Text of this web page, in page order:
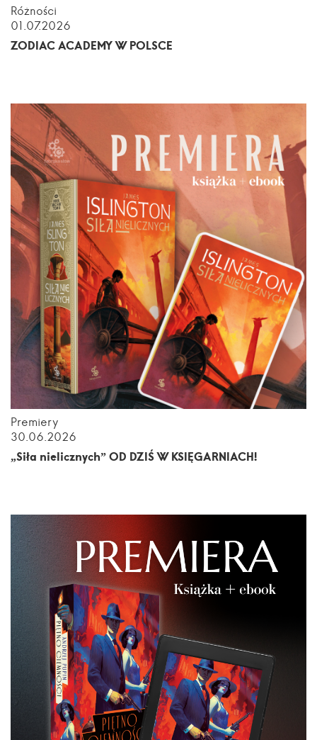
Różności
01.07.2026
ZODIAC ACADEMY W POLSCE
Premiery
30.06.2026
„Siła nielicznych” OD DZIŚ W KSIĘGARNIACH!